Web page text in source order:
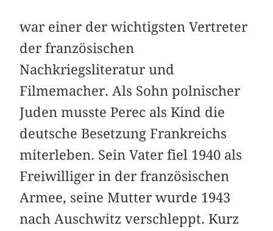
war einer der wichtigsten Vertreter
der französischen
Nachkriegsliteratur und
Filmemacher. Als Sohn polnischer
Juden musste Perec als Kind die
deutsche Besetzung Frankreichs
miterleben. Sein Vater fiel 1940 als
Freiwilliger in der französischen
Armee, seine Mutter wurde 1943
nach Auschwitz verschleppt. Kurz